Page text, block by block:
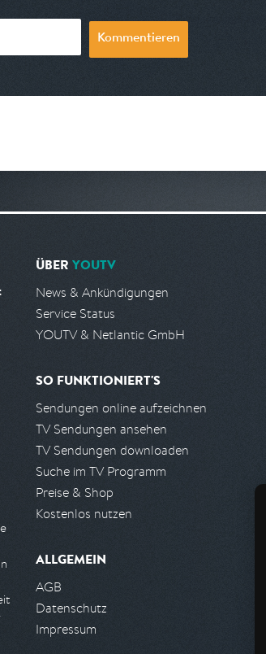
Kommentieren
ÜBER YOUTV
News & Ankündigungen
Service Status
YOUTV & Netlantic GmbH
SO FUNKTIONIERT'S
Sendungen online aufzeichnen
TV Sendungen ansehen
TV Sendungen downloaden
Suche im TV Programm
Preise & Shop
Kostenlos nutzen
ALLGEMEIN
AGB
Datenschutz
Impressum